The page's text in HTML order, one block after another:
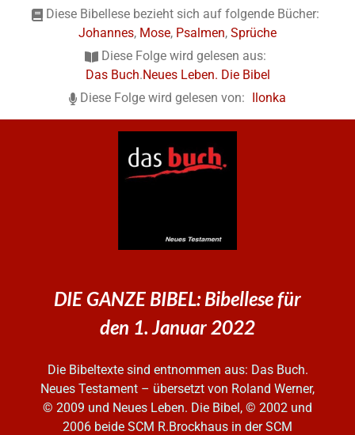
Diese Bibellese bezieht sich auf folgende Bücher:
Johannes, Mose, Psalmen, Sprüche
Diese Folge wird gelesen aus:
Das Buch.Neues Leben. Die Bibel
Diese Folge wird gelesen von: Ilonka
DIE GANZE BIBEL: Bibellese für
den 1. Januar 2022
Die Bibeltexte sind entnommen aus: Das Buch.
Neues Testament – übersetzt von Roland Werner,
© 2009 und Neues Leben. Die Bibel, © 2002 und
2006 beide SCM R.Brockhaus in der SCM